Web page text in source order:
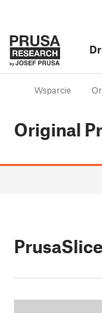
Wsparcie
Original